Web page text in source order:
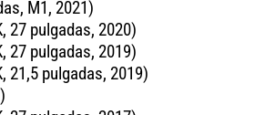
M1, 2021)
27 pulgadas, 2020)
27 pulgadas, 2019)
21,5 pulgadas, 2019)